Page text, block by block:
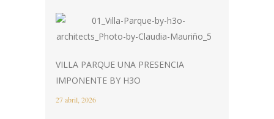
VILLA PARQUE UNA PRESENCIA
IMPONENTE BY H3O
27 abril, 2026